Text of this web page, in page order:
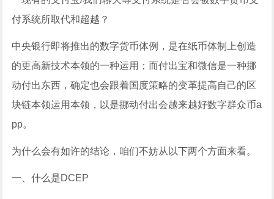
中央银行即将推出的数字货币体例，是在纸币体制上创造
的更高新技术本领的一种运用；而付出宝和微信是一种挪
动付出东西，确定也会跟着国度策略的变革提高自己的区
块链本领运用本领，以是挪动付出会越来越好数字群众币a
pp。
为什么会有如许的结论，咱们不妨从以下两个方面来看。
一、什么是DCEP